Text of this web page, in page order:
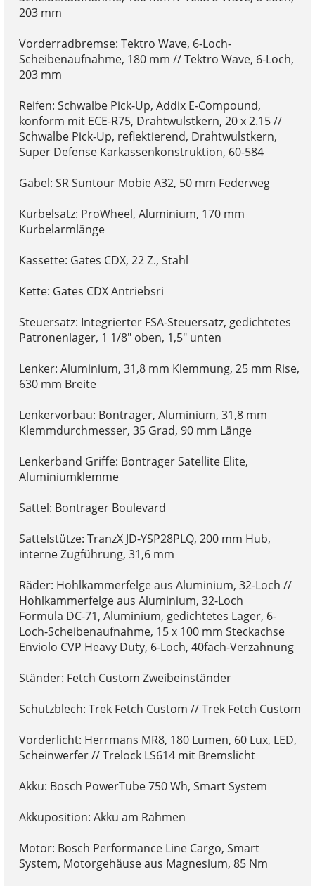
203 mm
Vorderradbremse: Tektro Wave, 6-Loch-
Scheibenaufnahme, 180 mm // Tektro Wave, 6-Loch,
203 mm
Reifen: Schwalbe Pick-Up, Addix E-Compound,
konform mit ECE-R75, Drahtwulstkern, 20 x 2.15 //
Schwalbe Pick-Up, reflektierend, Drahtwulstkern,
Super Defense Karkassenkonstruktion, 60-584
Gabel: SR Suntour Mobie A32, 50 mm Federweg
Kurbelsatz: ProWheel, Aluminium, 170 mm
Kurbelarmlänge
Kassette: Gates CDX, 22 Z., Stahl
Kette: Gates CDX Antriebsri
Steuersatz: Integrierter FSA-Steuersatz, gedichtetes
Patronenlager, 1 1/8" oben, 1,5" unten
Lenker: Aluminium, 31,8 mm Klemmung, 25 mm Rise,
630 mm Breite
Lenkervorbau: Bontrager, Aluminium, 31,8 mm
Klemmdurchmesser, 35 Grad, 90 mm Länge
Lenkerband Griffe: Bontrager Satellite Elite,
Aluminiumklemme
Sattel: Bontrager Boulevard
Sattelstütze: TranzX JD-YSP28PLQ, 200 mm Hub,
interne Zugführung, 31,6 mm
Räder: Hohlkammerfelge aus Aluminium, 32-Loch //
Hohlkammerfelge aus Aluminium, 32-Loch
Formula DC-71, Aluminium, gedichtetes Lager, 6-
Loch-Scheibenaufnahme, 15 x 100 mm Steckachse
Enviolo CVP Heavy Duty, 6-Loch, 40fach-Verzahnung
Ständer: Fetch Custom Zweibeinständer
Schutzblech: Trek Fetch Custom // Trek Fetch Custom
Vorderlicht: Herrmans MR8, 180 Lumen, 60 Lux, LED,
Scheinwerfer // Trelock LS614 mit Bremslicht
Akku: Bosch PowerTube 750 Wh, Smart System
Akkuposition: Akku am Rahmen
Motor: Bosch Performance Line Cargo, Smart
System, Motorgehäuse aus Magnesium, 85 Nm